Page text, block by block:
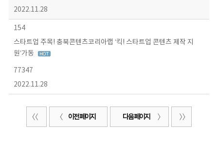
2022.11.28
154
스타트업 주목! 충북콘텐츠코리아랩 ‘킥! 스타트업 콘텐츠 제작 지
원’가동
77347
2022.11.28
이전 페이지 다음 페이지